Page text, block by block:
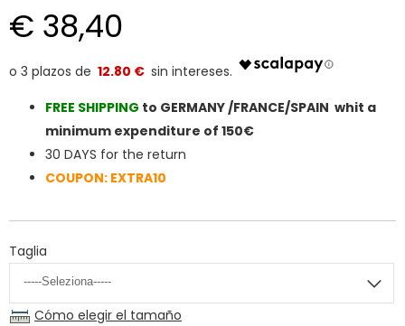
€ 38,40
12.80 €
FREE SHIPPING to GERMANY /FRANCE/SPAIN whit a
minimum expenditure of 150€
30 DAYS for the return
COUPON: EXTRA10
Taglia
Cómo elegir el tamaño